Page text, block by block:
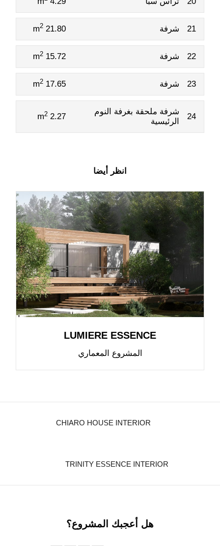
21 شرفة 21.80 m
2
22 شرفة 15.72 m
2
23 شرفة 17.65 m
2
24
شرفة ملحقة بغرفة النوم
الرئيسية
2.27 m
2
انظر أيضا
LUMIERE ESSENCE
المشروع المعماري
CHIARO HOUSE INTERIOR
TRINITY ESSENCE INTERIOR
هل أعجبك المشروع؟